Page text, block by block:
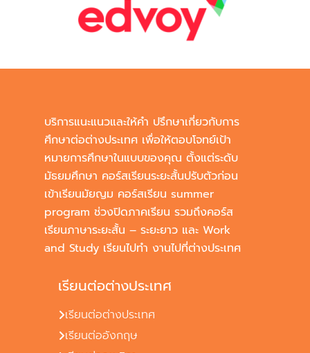
บริการแนะแนวและให้คำ ปรึกษาเกี่ยวกับการ
ศึกษาต่อต่างประเทศ เพื่อให้ตอบโจทย์เป้า
หมายการศึกษาในแบบของคุณ ตั้งแต่ระดับ
มัธยมศึกษา คอร์สเรียนระยะสั้นปรับตัวก่อน
เข้าเรียนมัยญม คอร์สเรียน summer
program ช่วงปิดภาคเรียน รวมถึงคอร์ส
เรียนภาษาระยะสั้น – ระยะยาว และ Work
and Study เรียนไปทำ งานไปที่ต่างประเทศ
เรียนต่อต่างประเทศ
เรียนต่อต่างประเทศ
เรียนต่ออังกฤษ